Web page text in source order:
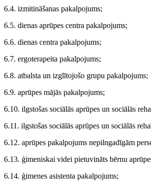
6.4. izmitināšanas pakalpojums;
6.5. dienas aprūpes centra pakalpojums;
6.6. dienas centra pakalpojums;
6.7. ergoterapeita pakalpojums;
6.8. atbalsta un izglītojošo grupu pakalpojums;
6.9. aprūpes mājās pakalpojums;
6.10. ilgstošas sociālās aprūpes un sociālās
6.11. ilgstošas sociālās aprūpes un sociālās
6.12. aprūpes pakalpojums nepilngadīgām
6.13. ģimeniskai videi pietuvināts bērnu
6.14. ģimenes asistenta pakalpojums;